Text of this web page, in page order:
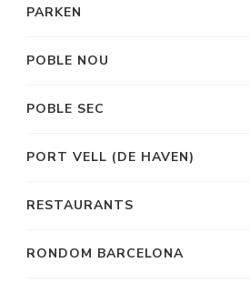
PARKEN
POBLE NOU
POBLE SEC
PORT VELL (DE HAVEN)
RESTAURANTS
RONDOM BARCELONA